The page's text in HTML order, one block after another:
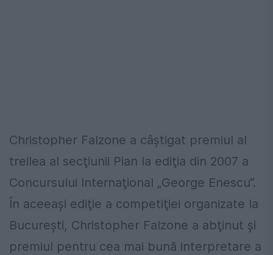
Christopher Falzone a câştigat premiul al
treilea al secţiunii Pian la ediţia din 2007 a
Concursului Internaţional „George Enescu“.
În aceeaşi ediţie a competiţiei organizate la
Bucureşti, Christopher Falzone a abţinut şi
premiul pentru cea mai bună interpretare a